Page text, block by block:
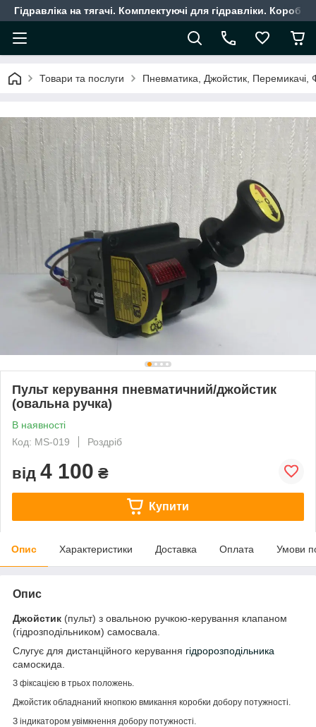
Гідравліка на тягачі. Комплектуючі для гідравліки.
Товари та послуги Пневматика, Джойстик, Перемикачі,
Пульт керування пневматичний/джойстик
(овальна ручка)
В наявності
Код: MS-019
Роздріб
від 4 100 ₴
Купити
Опис Характеристики Доставка Оплата Умови
Опис
Джойстик (пульт) з овальною ручкою-керування клапаном
(гідрозподільником) самосвала.
Слугує для дистанційного керування гідророзподільника
самоскида.
З фіксацією в трьох положень.
Джойстик обладнаний кнопкою вмикання коробки добору потужності.
З індикатором увімкнення добору потужності.